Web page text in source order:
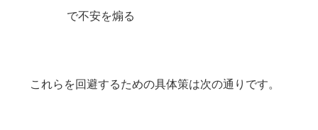
で不安を煽る
これらを回避するための具体策は次の通りです。